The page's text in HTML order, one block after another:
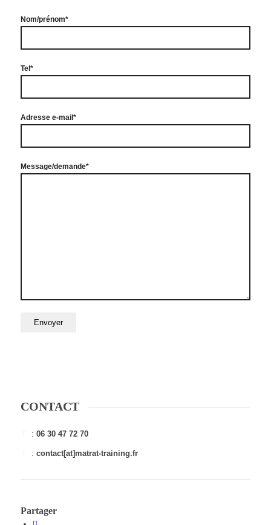
Nom/prénom*
Tel*
Adresse e-mail*
Message/demande*
CONTACT
:06 30 47 72 70
:contact[at]matrat-training.fr
Partager